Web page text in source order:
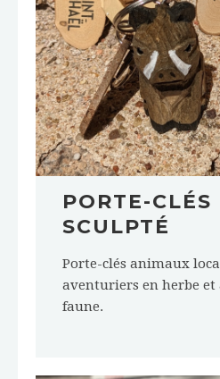
PORTE-
SCULPTÉ
Porte-clés animaux
aventuriers en herbe
faune.